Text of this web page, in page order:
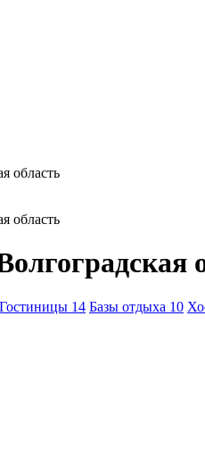
область
область
Гостиницы 14 Базы отдыха 10